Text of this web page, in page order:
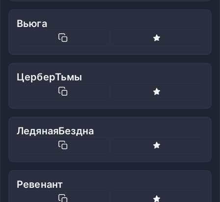
Вьюга
ЦерберТьмы
ЛедянаяБездна
Ревенант